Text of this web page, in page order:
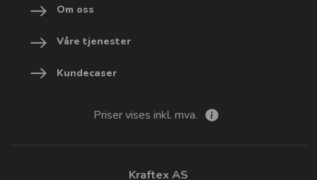
Om oss
Våre tjenester
Kundecaser
Priser vises inkl. mva.
Kraftex AS